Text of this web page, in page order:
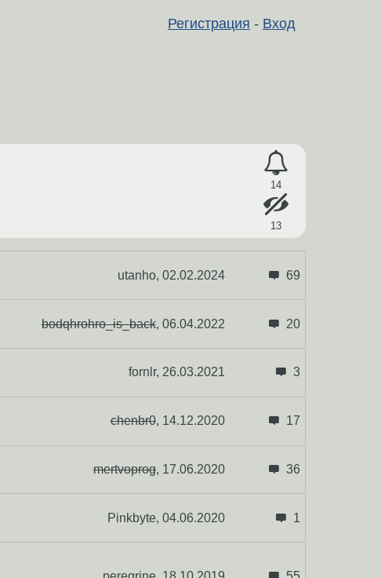
Регистрация - Вход
14
13
69
utanho, 02.02.2024
20
bodqhrohro_is_back, 06.04.2022
3
fornlr, 26.03.2021
17
chenbr0, 14.12.2020
36
mertvoprog, 17.06.2020
1
Pinkbyte, 04.06.2020